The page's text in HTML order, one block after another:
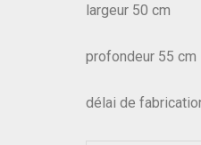
largeur 50 cm
profondeur 55 cm
délai de